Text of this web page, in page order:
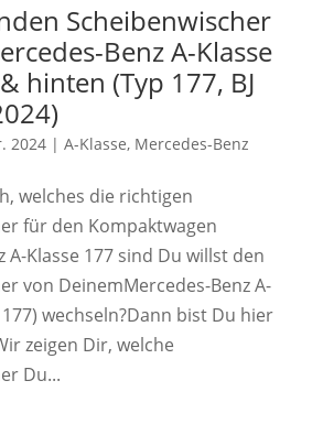
Scheibenwischer
Benz A-Klasse
hinten (Typ 177, BJ
2024| A-Klasse, Mercedes-Benz
welches die richtigen
für den Kompaktwagen
A-Klasse 177 sind Du willst den
von DeinemMercedes-Benz A-
wechseln?Dann bist Du hier
zeigen Dir, welche
Du...